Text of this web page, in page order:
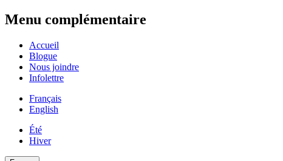
Menu complémentaire
Accueil
Blogue
Nous joindre
Infolettre
Français
English
Été
Hiver